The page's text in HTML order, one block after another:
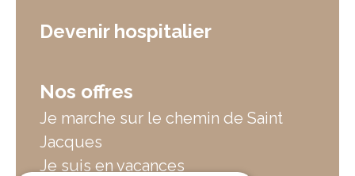
Devenir hospitalier
Nos offres
Je marche sur le chemin de Saint
Jacques
Je suis en vacances